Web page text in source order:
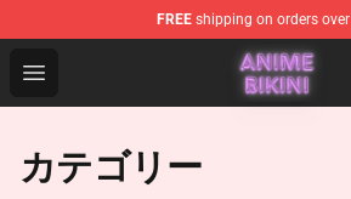
FREE shipping on orders
Open menu
Anime Bikini Shop - The Best
カテゴリー